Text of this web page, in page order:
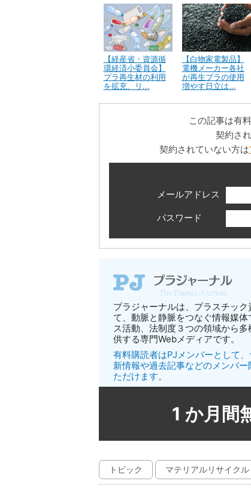
【経産省・資源循
環経済小委員会】
プラ再生材の利用
を拡充、リ...
【白物家電製品】
電機メーカー各社
が再生プラの使用
増やす日立は...
この記事は有
契約さ
契約されていない方は
メールアドレス
パスワード
プラジャーナルは、プラスチッ
て、動脈と静脈をつなぐ情報媒
ス活動、法制度３つの領域から
供する専門Webメディアです。
有料購読者はPJメンバーとして
新情報や過去記事などのメンバ
ただけます。
1 か月間
トピック マテリアルリサイクル